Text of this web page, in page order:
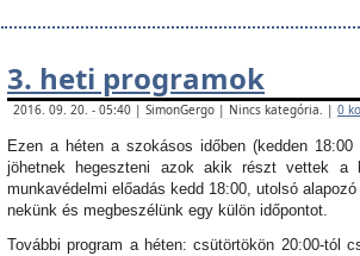
3. heti programok
2016. 09. 20. - 05:40 | SimonGergo | Nincs kategória. | 0
Ezen a héten a szokásos időben (kedden
jöhetnek hegeszteni azok akik részt vettek a
munkavédelmi előadás kedd 18:00, utolsó
nekünk és megbeszélünk egy külön időpontot.
További program a héten: csütörtökön 20:00-tól